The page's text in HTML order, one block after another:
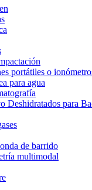
portátiles o
para agua
Deshidratados para
de barrido
multimodal